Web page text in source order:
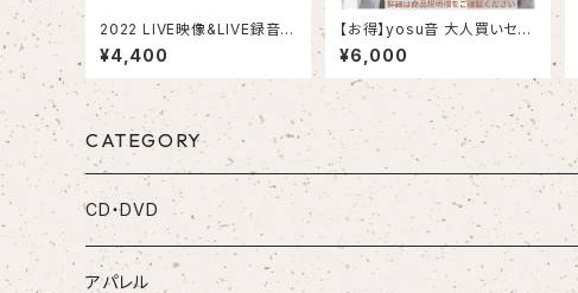
2022 LIVE映像&LIVE録音３
曲を楽しめるポストカード
¥4,400
【お得】yosu音 大人買いセッ
ト
¥6,000
CATEGORY
CD・DVD
CD
アパレル